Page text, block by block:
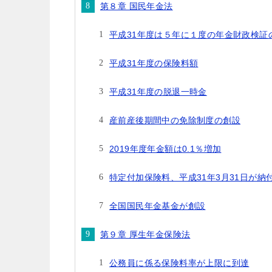
第８章 国民年金法
平成31年度は５年に１度の年金財政検証
平成31年度の保険料額
平成31年度の脱退一時金
産前産後期間中の免除制度の創設
2019年度年金額は0.1％増加
特定付加保険料、平成31年3月31日が納
全国国民年金基金が創設
第９章 厚生年金保険法
公務員に係る保険料率が上限に到達